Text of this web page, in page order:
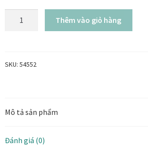
Thịnh Vượng Collection
-
Tết
trí
Thêm vào giỏ hàng
SKU: 54552
Mô tả sản phẩm
Đánh giá (0)